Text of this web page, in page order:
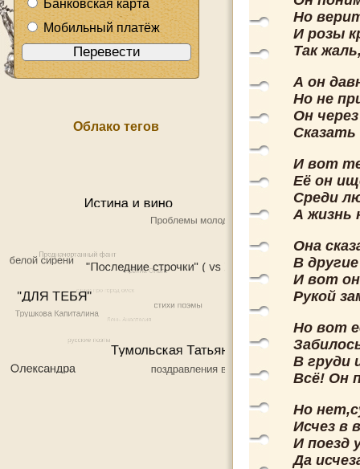
Банковская карта
Мобильный платёж
Облако тегов
Но
И розы
Так
А он
Но не
Он
Сказать
И вот
Её он
Среди
А жизнь
Она
В
И вот
Рукой
Но вот
В груди
Всё! Он
Но
Исчез в
И поезд
Да